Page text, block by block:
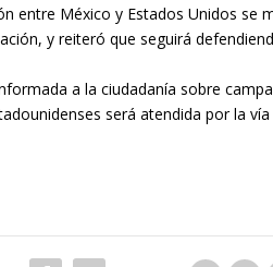
entre México y Estados Unidos se
y reiteró que seguirá
a la ciudadanía sobre
será atendida por la